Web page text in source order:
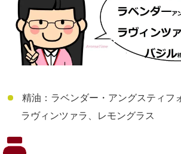
精油：ラベンダー・アングスティフ
ラヴィンツァラ、レモングラス